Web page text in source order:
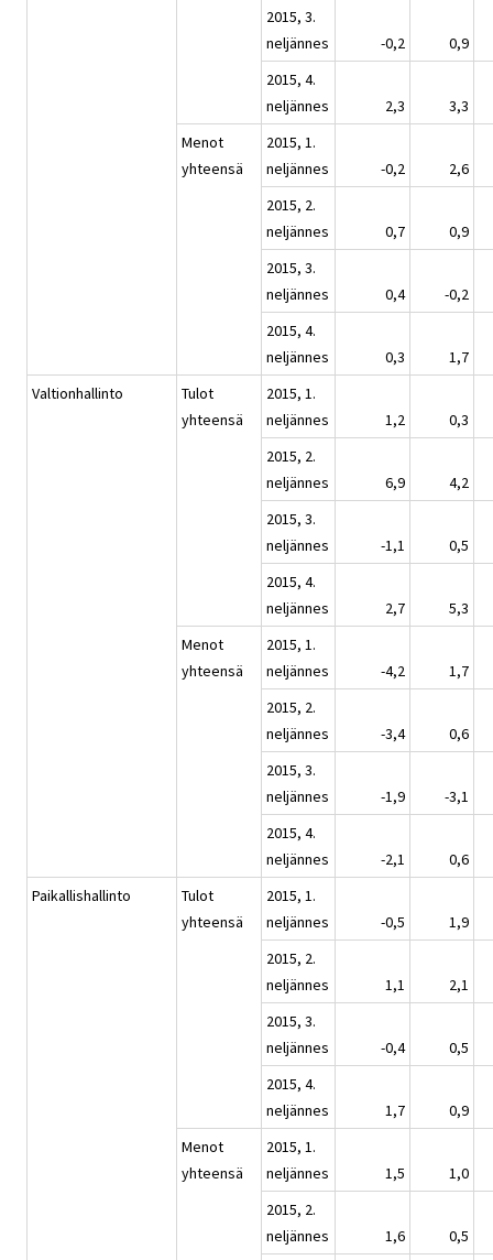
2015, 3.
neljännes
-0,2
0,9
2015, 4.
neljännes
2,3
3,3
Menot
yhteensä
2015, 1.
neljännes
-0,2
2,6
2015, 2.
neljännes
0,7
0,9
2015, 3.
neljännes
0,4
-0,2
2015, 4.
neljännes
0,3
1,7
Valtionhallinto
Tulot
yhteensä
2015, 1.
neljännes
1,2
0,3
2015, 2.
neljännes
6,9
4,2
2015, 3.
neljännes
-1,1
0,5
2015, 4.
neljännes
2,7
5,3
Menot
yhteensä
2015, 1.
neljännes
-4,2
1,7
2015, 2.
neljännes
-3,4
0,6
2015, 3.
neljännes
-1,9
-3,1
2015, 4.
neljännes
-2,1
0,6
Paikallishallinto
Tulot
yhteensä
2015, 1.
neljännes
-0,5
1,9
2015, 2.
neljännes
1,1
2,1
2015, 3.
neljännes
-0,4
0,5
2015, 4.
neljännes
1,7
0,9
Menot
yhteensä
2015, 1.
neljännes
1,5
1,0
2015, 2.
neljännes
1,6
0,5